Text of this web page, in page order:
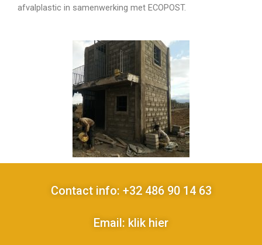
afvalplastic in samenwerking met ECOPOST.
Contact info: +32 486 90 14 63
Email: klik hier